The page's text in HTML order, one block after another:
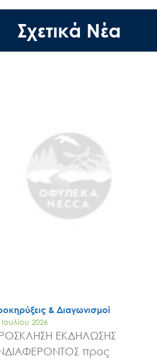
Άξονες
Σχετικά Νέα
& Διαγωνισμοί
2026
ΕΚΔΗΛΩΣΗΣ
προς